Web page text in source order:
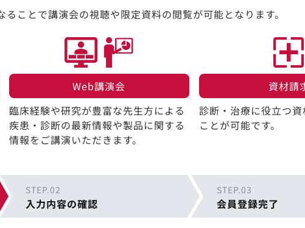
ることで講演会の視聴や限定資料の閲覧が可能となります。
Web講演会​
臨床経験や研究が豊富な先生方による
疾患・診断の最新情報や製品に関する
情報をご講演いただきます。
資材請
診断・治療に役立つ資
ことが可能です。
STEP.02
入力内容の確認
STEP.03
会員登録完了